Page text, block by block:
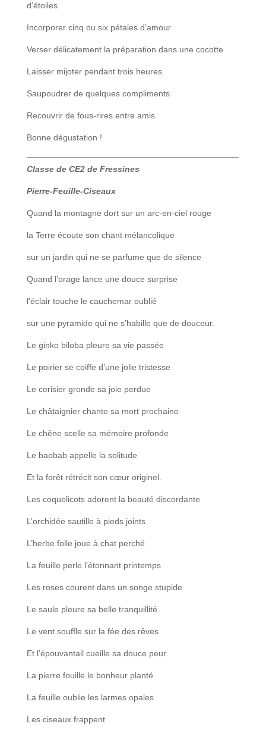
d’étoiles
Incorporer cinq ou six pétales d’amour
Verser délicatement la préparation dans une cocotte
Laisser mijoter pendant trois heures
Saupoudrer de quelques compliments
Recouvrir de fous-rires entre amis.
Bonne dégustation !
Classe de CE2 de Fressines
Pierre-Feuille-Ciseaux
Quand la montagne dort sur un arc-en-ciel rouge
la Terre écoute son chant mélancolique
sur un jardin qui ne se parfume que de silence
Quand l’orage lance une douce surprise
l’éclair touche le cauchemar oublié
sur une pyramide qui ne s’habille que de douceur.
Le ginko biloba pleure sa vie passée
Le poirier se coiffe d’une jolie tristesse
Le cerisier gronde sa joie perdue
Le châtaignier chante sa mort prochaine
Le chêne scelle sa mémoire profonde
Le baobab appelle la solitude
Et la forêt rétrécit son cœur originel.
Les coquelicots adorent la beauté discordante
L’orchidée sautille à pieds joints
L’herbe folle joue à chat perché
La feuille perle l’étonnant printemps
Les roses courent dans un songe stupide
Le saule pleure sa belle tranquillité
Le vent souffle sur la fée des rêves
Et l’épouvantail cueille sa douce peur.
La pierre fouille le bonheur planté
La feuille oublie les larmes opales
Les ciseaux frappent